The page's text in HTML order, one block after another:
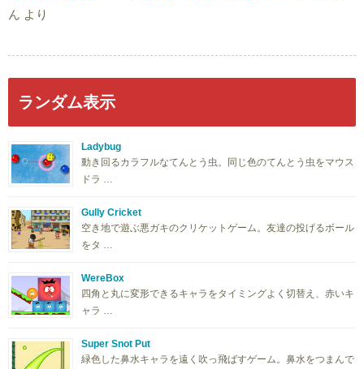
ん より
ランダム表示
Ladybug
動き回るカラフルなてんとう虫。同じ色のてんとう虫をマウス
ドラ …
Gully Cricket
空き地で遊ぶ悪ガキのクリケットゲーム。友達の投げるボール
をタ …
WereBox
四角と丸に変形できるキャラをタイミングよく切替え、赤いキ
ャラ …
Super Snot Put
緑色した鼻水キャラを遠く吹っ飛ばすゲーム。鼻水をつまんで